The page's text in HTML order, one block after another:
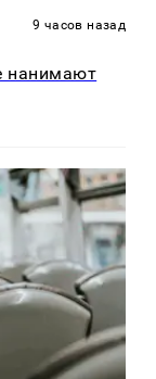
9 часов назад
нанимают